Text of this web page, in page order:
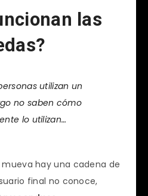
las
utilizan un
no saben cómo
lo utilizan…
hay una cadena de
final no conoce,